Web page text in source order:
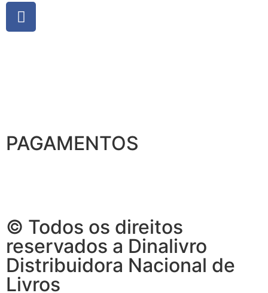
PAGAMENTOS
© Todos os direitos
reservados a Dinalivro
Distribuidora Nacional de
Livros